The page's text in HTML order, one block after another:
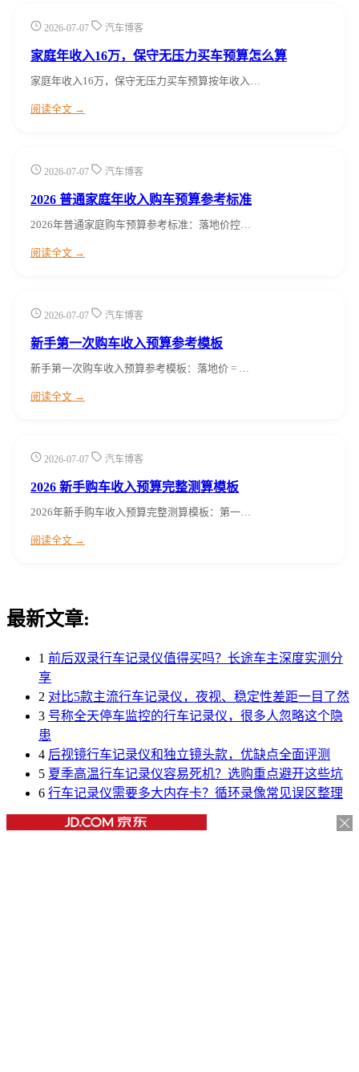
2026-07-07 汽车博客
家庭年收入16万，保守无压力买车预算怎么算
家庭年收入16万，保守无压力买车预算按年收入…
阅读全文 →
2026-07-07 汽车博客
2026 普通家庭年收入购车预算参考标准
2026年普通家庭购车预算参考标准：落地价控…
阅读全文 →
2026-07-07 汽车博客
新手第一次购车收入预算参考模板
新手第一次购车收入预算参考模板：落地价 = …
阅读全文 →
2026-07-07 汽车博客
2026 新手购车收入预算完整测算模板
2026年新手购车收入预算完整测算模板：第一…
阅读全文 →
最新文章:
1 前后双录行车记录仪值得买吗？长途车主深度实测分
享
2 对比5款主流行车记录仪，夜视、稳定性差距一目了然
3 号称全天停车监控的行车记录仪，很多人忽略这个隐
患
4 后视镜行车记录仪和独立镜头款，优缺点全面评测
5 夏季高温行车记录仪容易死机？选购重点避开这些坑
6 行车记录仪需要多大内存卡？循环录像常见误区整理